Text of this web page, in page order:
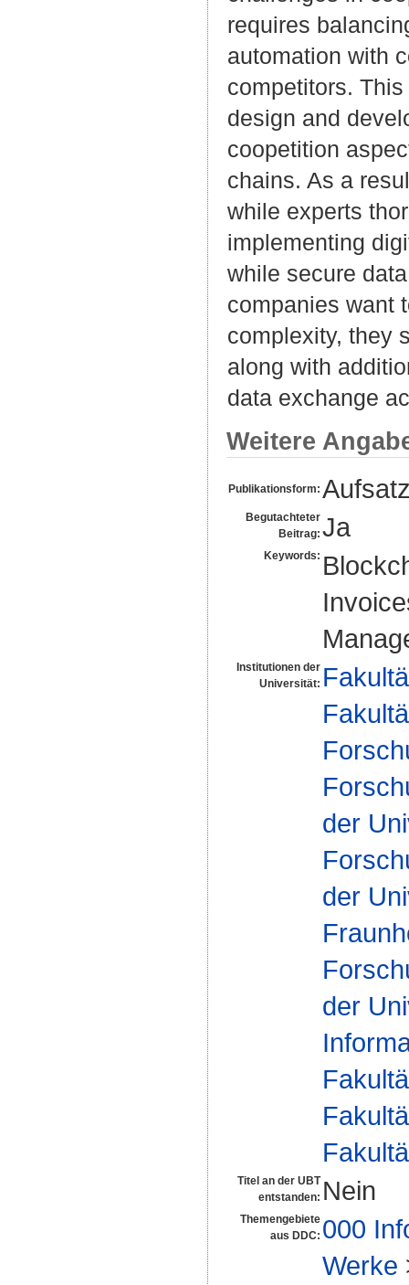
requires
automation with
competitors.
design and
coopetition
chains. As a
while experts
implementing
while secure
companies want
complexity, they
along with
data exchange
Weitere
Publikationsform:
Begutachteter
Beitrag: Ja
Keywords:
Institutionen der
Universität:
der
der
der
Titel an der UBT
entstanden: Nein
Themengebiete
aus DDC: 000
Werke